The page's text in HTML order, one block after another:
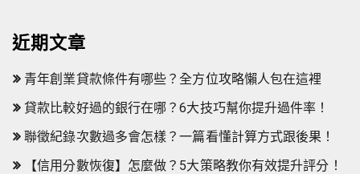
近期文章
青年創業貸款條件有哪些？全方位攻略懶人包在這裡
貸款比較好過的銀行在哪？6大技巧幫你提升過件率！
聯徵紀錄次數過多會怎樣？一篇看懂計算方式跟後果！
【信用分數恢復】怎麼做？5大策略教你有效提升評分！